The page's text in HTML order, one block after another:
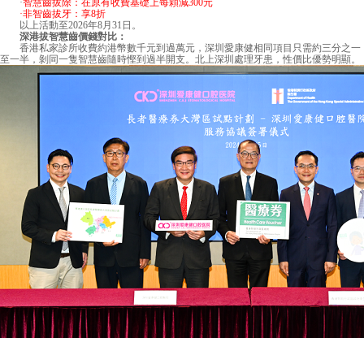
·智慧齒拔除：在原有收費基礎上每顆減300元
·非智齒拔牙：享8折
以上活動至2026年8月31日。
深港拔智慧齒價錢對比：
香港私家診所收費約港幣數千元到過萬元，深圳愛康健相同項目只需約三分之一
至一半，剝同一隻智慧齒隨時慳到過半開支。北上深圳處理牙患，性價比優勢明顯。